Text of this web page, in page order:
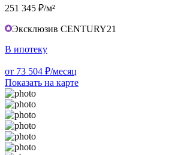
251 345 ₽/м²
Эксклюзив CENTURY21
В ипотеку
от 73 504 ₽/месяц
Показать на карте